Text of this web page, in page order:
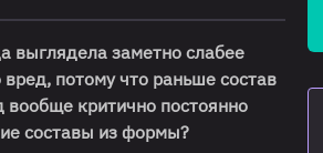
выглядела заметно слабее
потому что раньше состав
вообще критично постоянно
составы из формы?